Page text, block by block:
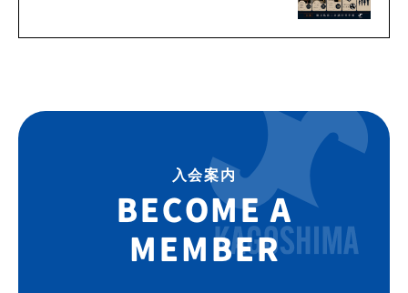
入会案内
BECOME A
MEMBER